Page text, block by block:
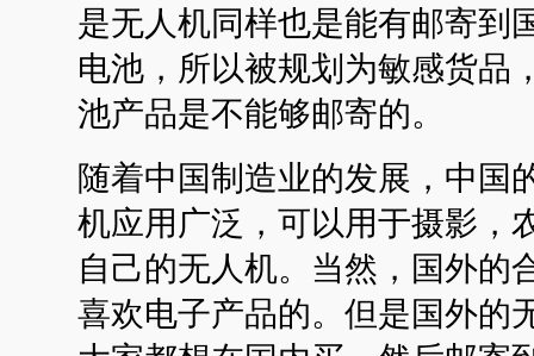
是无人机同样也是能有邮寄到
电池，所以被规划为敏感货品
池产品是不能够邮寄的。
随着中国制造业的发展，中国
机应用广泛，可以用于摄影，
自己的无人机。当然，国外的
喜欢电子产品的。但是国外的